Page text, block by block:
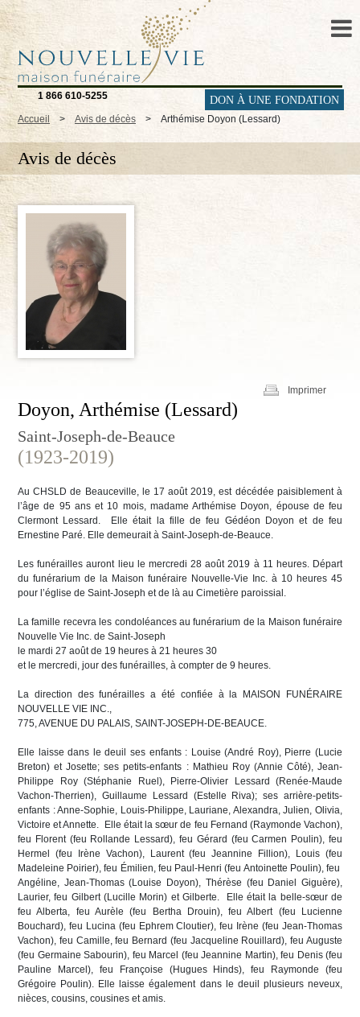
1 866 610-5255 DON À UNE FONDATION
Accueil > Avis de décès > Arthémise Doyon (Lessard)
Avis de décès
Imprimer
Doyon, Arthémise (Lessard)
Saint-Joseph-de-Beauce
(1923-2019)
Au CHSLD de Beauceville, le 17 août 2019, est décédée paisiblement à
l’âge de 95 ans et 10 mois, madame Arthémise Doyon, épouse de feu
Clermont Lessard. Elle était la fille de feu Gédéon Doyon et de feu
Ernestine Paré. Elle demeurait à Saint-Joseph-de-Beauce.
Les funérailles auront lieu le mercredi 28 août 2019 à 11 heures. Départ
du funérarium de la Maison funéraire Nouvelle-Vie Inc. à 10 heures 45
pour l’église de Saint-Joseph et de là au Cimetière paroissial.
La famille recevra les condoléances au funérarium de la Maison funéraire
Nouvelle Vie Inc. de Saint-Joseph
le mardi 27 août de 19 heures à 21 heures 30
et le mercredi, jour des funérailles, à compter de 9 heures.
La direction des funérailles a été confiée à la MAISON FUNÉRAIRE
NOUVELLE VIE INC.,
775, AVENUE DU PALAIS, SAINT-JOSEPH-DE-BEAUCE.
Elle laisse dans le deuil ses enfants : Louise (André Roy), Pierre (Lucie
Breton) et Josette; ses petits-enfants : Mathieu Roy (Annie Côté), Jean-
Philippe Roy (Stéphanie Ruel), Pierre-Olivier Lessard (Renée-Maude
Vachon-Therrien), Guillaume Lessard (Estelle Riva); ses arrière-petits-
enfants : Anne-Sophie, Louis-Philippe, Lauriane, Alexandra, Julien, Olivia,
Victoire et Annette. Elle était la sœur de feu Fernand (Raymonde Vachon),
feu Florent (feu Rollande Lessard), feu Gérard (feu Carmen Poulin), feu
Hermel (feu Irène Vachon), Laurent (feu Jeannine Fillion), Louis (feu
Madeleine Poirier), feu Émilien, feu Paul-Henri (feu Antoinette Poulin), feu
Angéline, Jean-Thomas (Louise Doyon), Thérèse (feu Daniel Giguère),
Laurier, feu Gilbert (Lucille Morin) et Gilberte. Elle était la belle-sœur de
feu Alberta, feu Aurèle (feu Bertha Drouin), feu Albert (feu Lucienne
Bouchard), feu Lucina (feu Ephrem Cloutier), feu Irène (feu Jean-Thomas
Vachon), feu Camille, feu Bernard (feu Jacqueline Rouillard), feu Auguste
(feu Germaine Sabourin), feu Marcel (feu Jeannine Martin), feu Denis (feu
Pauline Marcel), feu Françoise (Hugues Hinds), feu Raymonde (feu
Grégoire Poulin). Elle laisse également dans le deuil plusieurs neveux,
nièces, cousins, cousines et amis.